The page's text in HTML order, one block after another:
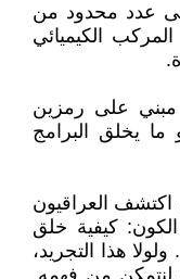
عدد محدود من
الكيميائي
مبني على رمزين
هو ما يخلق البرامج
اكتشف العراقيون
الكون: كيفية خلق
هذا التجريد،